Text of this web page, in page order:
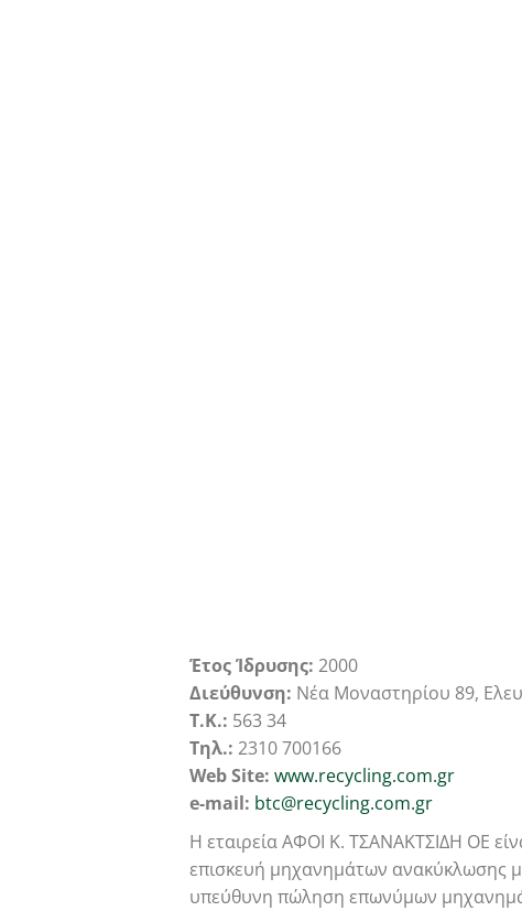
Έτος Ίδρυσης: 2000
Διεύθυνση: Νέα Μοναστηρίου 89,
Τ.Κ.: 563 34
Τηλ.: 2310 700166
Web Site: www.recycling.com.gr
e-mail: btc@recycling.com.gr
Η εταιρεία ΑΦΟΙ Κ. ΤΣΑΝΑΚΤΣΙΔΗ ΟΕ
επισκευή μηχανημάτων ανακύκλωσης
υπεύθυνη πώληση επωνύμων